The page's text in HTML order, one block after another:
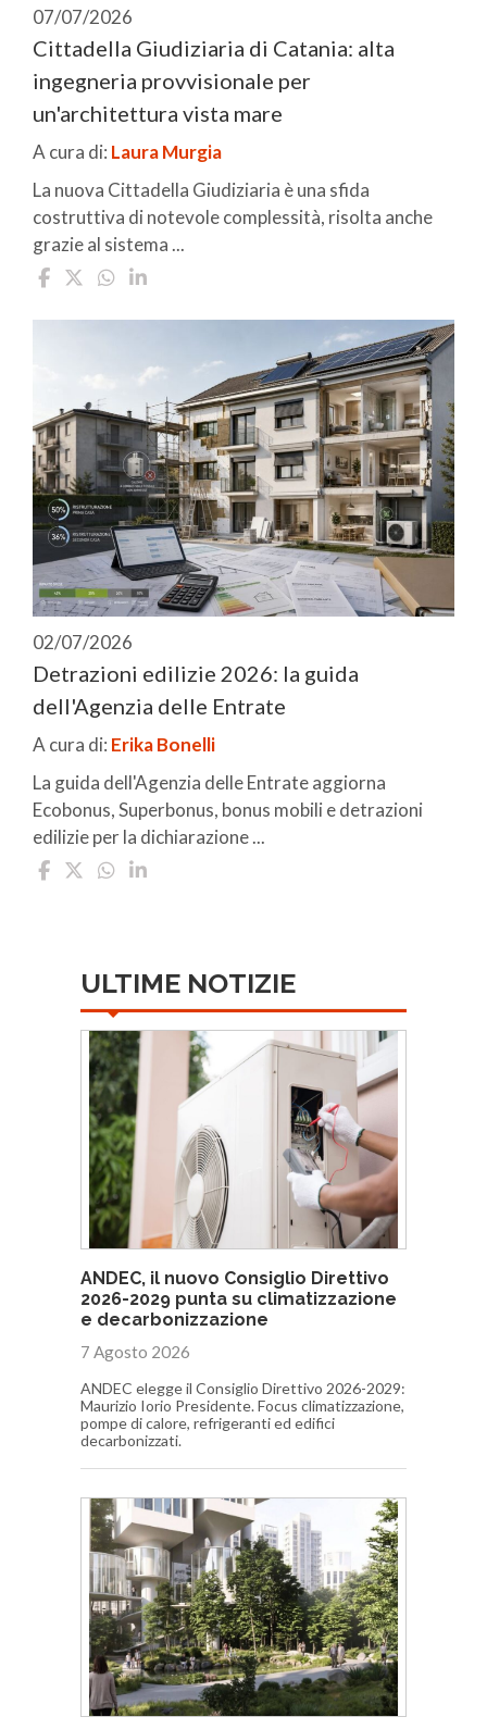
07/07/2026
Cittadella Giudiziaria di Catania: alta
ingegneria provvisionale per
un'architettura vista mare
A cura di: Laura Murgia
La nuova Cittadella Giudiziaria è una sfida
costruttiva di notevole complessità, risolta anche
grazie al sistema ...
02/07/2026
Detrazioni edilizie 2026: la guida
dell'Agenzia delle Entrate
A cura di: Erika Bonelli
La guida dell'Agenzia delle Entrate aggiorna
Ecobonus, Superbonus, bonus mobili e detrazioni
edilizie per la dichiarazione ...
ULTIME NOTIZIE
ANDEC, il nuovo Consiglio Direttivo
2026-2029 punta su climatizzazione
e decarbonizzazione
7 Agosto 2026
ANDEC elegge il Consiglio Direttivo 2026-2029:
Maurizio Iorio Presidente. Focus climatizzazione,
pompe di calore, refrigeranti ed edifici
decarbonizzati.